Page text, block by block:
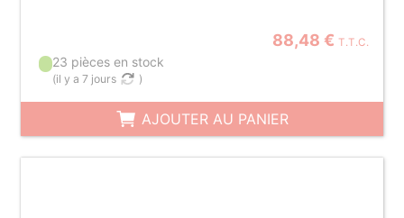
88,48 € T.T.C.
23 pièces en stock
(il y a 7 jours )
AJOUTER AU PANIER